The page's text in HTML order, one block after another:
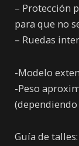
– Protección
para que no
– Ruedas
-Modelo
-Peso
Guía de talles: